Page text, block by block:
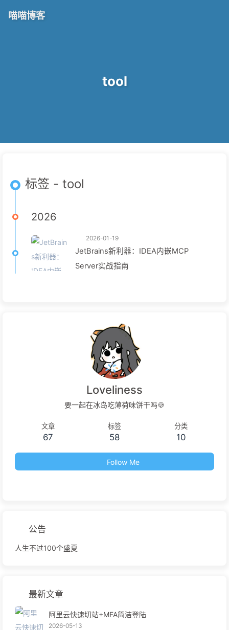
喵喵博客
tool
标签 - tool
2026
2026-01-19
JetBrains新利器：IDEA内嵌MCP
Server实战指南
Loveliness
要一起在冰岛吃薄荷味饼干吗🍪
文章
67
标签
58
分类
10
Follow Me
公告
人生不过100个盛夏
最新文章
阿里云快速切站+MFA简洁登陆
2026-05-13